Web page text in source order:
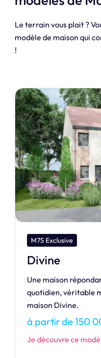
Le terrain vous plait ?
modèle de maison qui
!
M7S Dream
Raiatea 90
RAIATEA vous
confortable avec au
différentes qui
besoins.
à partir de 142